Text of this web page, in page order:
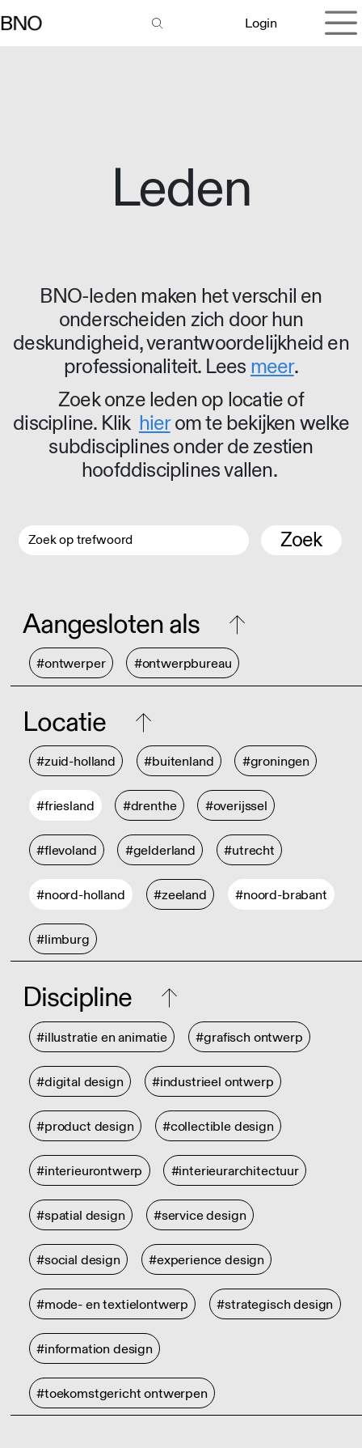
Login
Leden
BNO-leden maken het verschil en
onderscheiden zich door hun
deskundigheid, verantwoordelijkheid en
professionaliteit. Lees meer.
Zoek onze leden op locatie of
discipline. Klik hierom te bekijken welke
subdisciplines onder de zestien
hoofddisciplines vallen.
Zoek
Aangesloten als
#ontwerper #ontwerpbureau
Locatie
#zuid-holland #buitenland #groningen
#friesland #drenthe #overijssel
#flevoland #gelderland #utrecht
#noord-holland #zeeland #noord-brabant
#limburg
Discipline
#illustratie en animatie #grafisch ontwerp
#digital design #industrieel ontwerp
#product design #collectible design
#interieurontwerp #interieurarchitectuur
#spatial design #service design
#social design #experience design
#mode- en textielontwerp #strategisch design
#information design
#toekomstgericht ontwerpen